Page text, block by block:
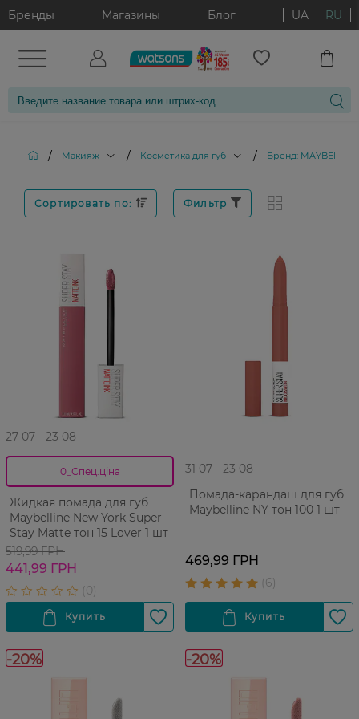
Бренды Магазины Блог UA RU
/ Макияж / Косметика для губ / Бренд:
Сортировать по: Фильтр
27 07 - 23 08
0_Спец.ціна
Жидкая помада для губ
Maybelline New York Super
Stay Matte тон 15 Lover 1 шт
519,99 ГРН
441,99 ГРН
31 07 - 23 08
Помада-карандаш для губ
Maybelline NY тон 100 1 шт
469,99 ГРН
-20% -20%